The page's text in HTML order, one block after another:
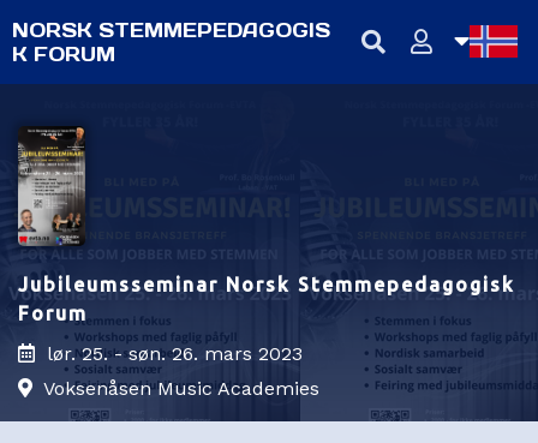
NORSK STEMMEPEDAGOGIS
K FORUM
Jubileumsseminar Norsk Stemmepedagogisk
Forum
lør. 25. - søn. 26. mars 2023
Voksenåsen Music Academies